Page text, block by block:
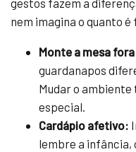
nem imagina o quanto
Monte a mesa
guardanapos
Mudar o
especial.
Cardápio afetivo:
lembre a infância,